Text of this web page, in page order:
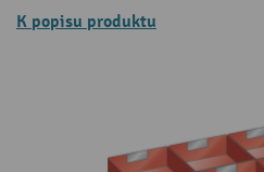
K popisu produktu